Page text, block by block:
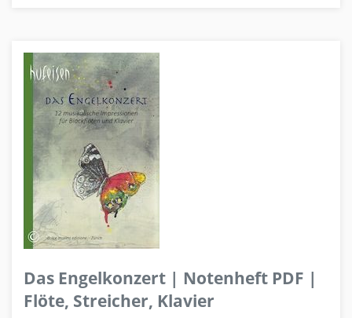
Das Engelkonzert | Notenheft PDF |
Flöte, Streicher, Klavier